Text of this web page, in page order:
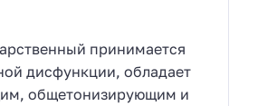
принимается
дисфункции, обладает
общетонизирующим и